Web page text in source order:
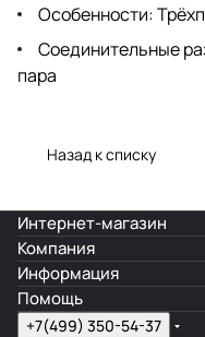
Особенности:
Соединительные
пара
Назад к списку
Интернет-магазин
Компания
Информация
Помощь
+7(499) 350-54-37